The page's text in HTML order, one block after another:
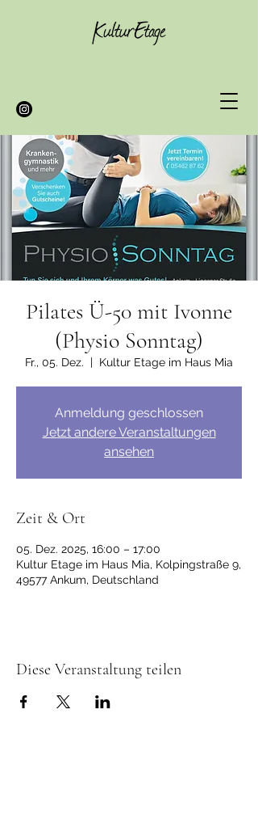
Pilates Ü-50 mit Ivonne
(Physio Sonntag)
Fr., 05. Dez.
  |
Kultur Etage im Haus Mia
Anmeldung geschlossen
Jetzt andere Veranstaltungen
ansehen
Zeit & Ort
05. Dez. 2025, 16:00 – 17:00
Kultur Etage im Haus Mia, Kolpingstraße 9,
49577 Ankum, Deutschland
Diese Veranstaltung teilen